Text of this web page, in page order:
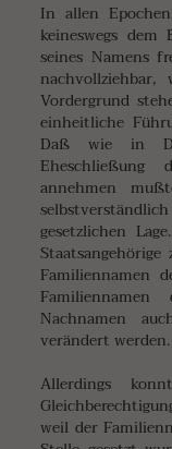
In allen
keineswegs
seines Namens
Vordergrund
einheitliche
Daß wie in
Eheschließung
annehmen
gesetzlichen
Familiennamen
Nachnamen
verändert werden.
Allerdings
weil der